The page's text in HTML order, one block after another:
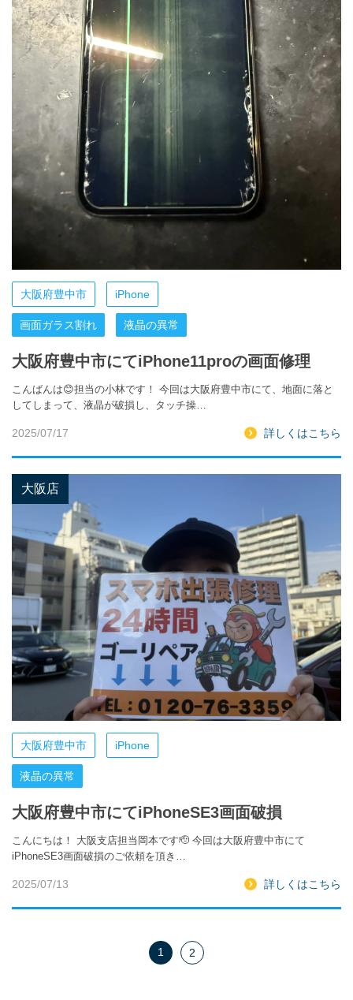
大阪府豊中市 iPhone
画面ガラス割れ 液晶の異常
大阪府豊中市にてiPhone11proの画面修理
こんばんは😊担当の小林です！ 今回は大阪府豊中市にて、地面に落と
してしまって、液晶が破損し、タッチ操…
2025/07/17 詳しくはこちら
大阪店
大阪府豊中市 iPhone
液晶の異常
大阪府豊中市にてiPhoneSE3画面破損
こんにちは！ 大阪支店担当岡本です🫡 今回は大阪府豊中市にて
iPhoneSE3画面破損のご依頼を頂き…
2025/07/13 詳しくはこちら
1 2